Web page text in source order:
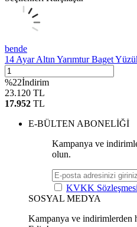
bende
14 Ayar Altın Yarımtur Baget
%22İndirim
23.120 TL
17.952 TL
E-BÜLTEN ABONELİĞİ
Kampanya ve
olun.
KVKK
SOSYAL MEDYA
Kampanya ve indirimlerden